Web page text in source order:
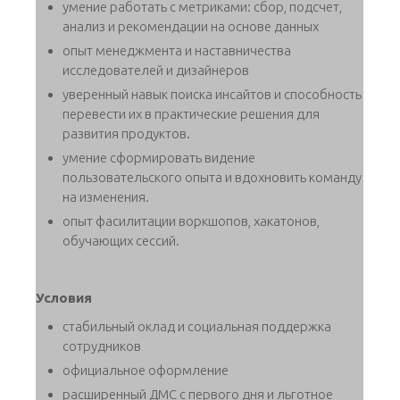
умение работать с метриками: сбор, подсчет,
анализ и рекомендации на основе данных
опыт менеджмента и наставничества
исследователей и дизайнеров
уверенный навык поиска инсайтов и способность
перевести их в практические решения для
развития продуктов.
умение сформировать видение
пользовательского опыта и вдохновить команду
на изменения.
опыт фасилитации воркшопов, хакатонов,
обучающих сессий.
Условия
стабильный оклад и социальная поддержка
сотрудников
официальное оформление
расширенный ДМС с первого дня и льготное